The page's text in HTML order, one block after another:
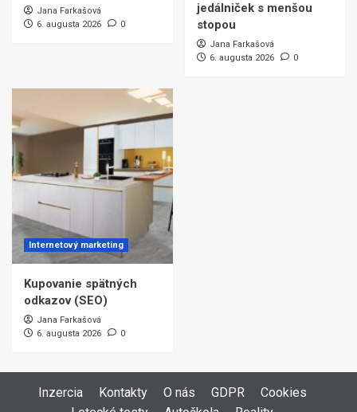
Jana Farkašová
6. augusta 2026
0
jedálniček s menšou
stopou
Jana Farkašová
6. augusta 2026
0
Internetový marketing
Kupovanie spätných
odkazov (SEO)
Jana Farkašová
6. augusta 2026
0
Inzercia Kontakty O nás GDPR
Cookies